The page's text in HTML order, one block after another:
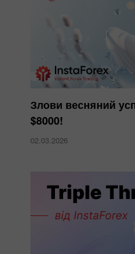
Злови весняний
$8000!
02.03.2026